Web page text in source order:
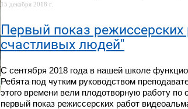
15 декабря 2018 г.
Первый показ
счастливых людей"
С сентября 2018 года в нашей школе
Ребята под чутким руководством
этого времени вели плодотворную работу
первый показ режиссерских работ